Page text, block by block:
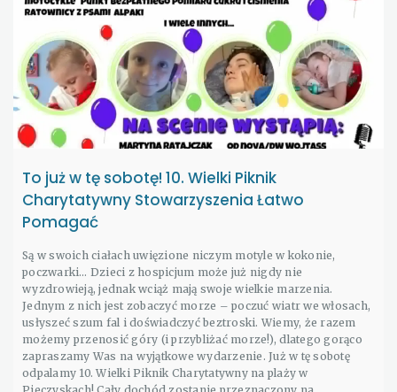
To już w tę sobotę! 10. Wielki Piknik
Charytatywny Stowarzyszenia Łatwo
Pomagać
Są w swoich ciałach uwięzione niczym motyle w kokonie,
poczwarki… Dzieci z hospicjum może już nigdy nie
wyzdrowieją, jednak wciąż mają swoje wielkie marzenia.
Jednym z nich jest zobaczyć morze – poczuć wiatr we włosach,
usłyszeć szum fal i doświadczyć beztroski. Wiemy, że razem
możemy przenosić góry (i przybliżać morze!), dlatego gorąco
zapraszamy Was na wyjątkowe wydarzenie. Już w tę sobotę
odpalamy 10. Wielki Piknik Charytatywny na plaży w